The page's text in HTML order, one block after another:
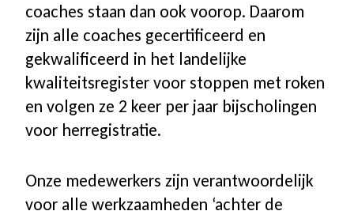
coaches staan dan ook voorop. Daarom
zijn alle coaches gecertificeerd en
gekwalificeerd in het landelijke
kwaliteitsregister voor stoppen met roken
en volgen ze 2 keer per jaar bijscholingen
voor herregistratie.
Onze medewerkers zijn verantwoordelijk
voor alle werkzaamheden ‘achter de